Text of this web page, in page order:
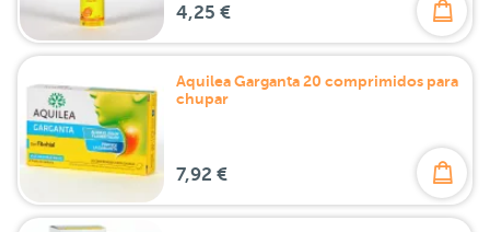
4,25 €
Aquilea Garganta 20 comprimidos para
chupar
7,92 €